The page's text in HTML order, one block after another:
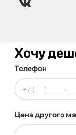
Хочу
Телефон
Цена другого